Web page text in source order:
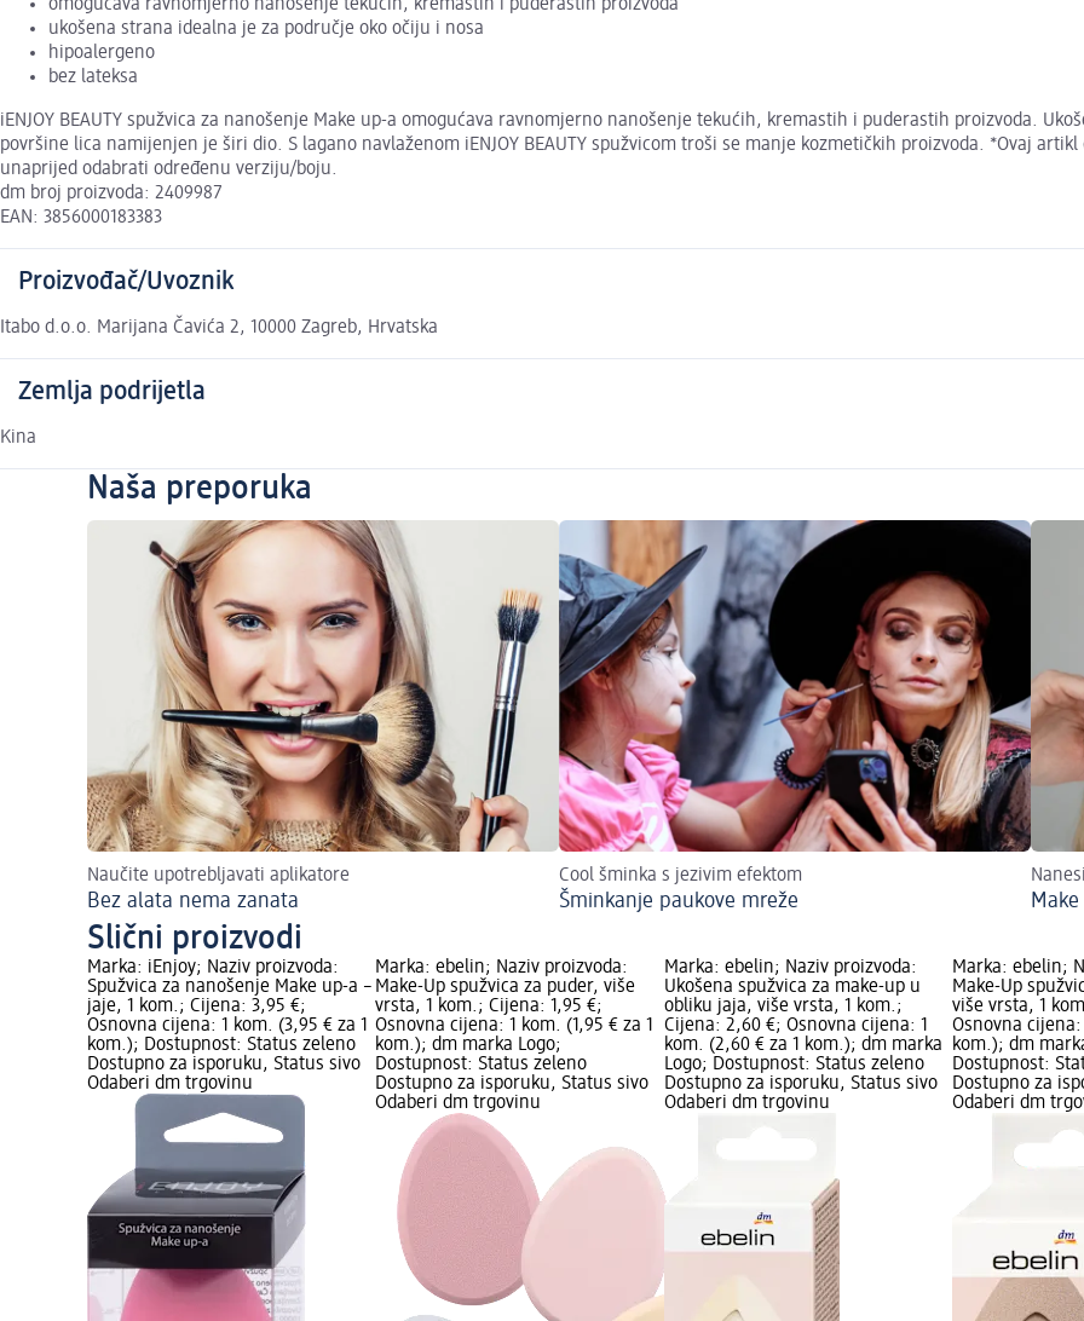
omogućava ravnomjerno nanošenje tekućih, kremastih i puderastih proizvoda
ukošena strana idealna je za područje oko očiju i nosa
hipoalergeno
bez lateksa
iENJOY BEAUTY spužvica za nanošenje Make up-a omogućava ravnomjerno nanošenje tekućih, kremastih i puderastih proizvoda.
površine lica namijenjen je širi dio. S lagano navlaženom iENJOY BEAUTY spužvicom troši se manje kozmetičkih proizvoda. *Ovaj
unaprijed odabrati određenu verziju/boju.
dm broj proizvoda: 2409987
EAN: 3856000183383
Proizvođač/Uvoznik
Itabo d.o.o. Marijana Čavića 2, 10000 Zagreb, Hrvatska
Zemlja podrijetla
Kina
Naša preporuka
Naučite upotrebljavati aplikatore
Bez alata nema zanata
Cool šminka s jezivim efektom
Šminkanje paukove mreže
Slični proizvodi
Marka: iEnjoy; Naziv proizvoda:
Spužvica za nanošenje Make up-a –
jaje, 1 kom.; Cijena: 3,95 €;
Osnovna cijena: 1 kom. (3,95 € za 1
kom.); Dostupnost: Status zeleno
Dostupno za isporuku, Status sivo
Odaberi dm trgovinu
Marka: ebelin; Naziv proizvoda:
Make-Up spužvica za puder, više
vrsta, 1 kom.; Cijena: 1,95 €;
Osnovna cijena: 1 kom. (1,95 € za 1
kom.); dm marka Logo;
Dostupnost: Status zeleno
Dostupno za isporuku, Status sivo
Odaberi dm trgovinu
Marka: ebelin; Naziv proizvoda:
Ukošena spužvica za make-up u
obliku jaja, više vrsta, 1 kom.;
Cijena: 2,60 €; Osnovna cijena: 1
kom. (2,60 € za 1 kom.); dm marka
Logo; Dostupnost: Status zeleno
Dostupno za isporuku, Status sivo
Odaberi dm trgovinu
Marka: ebelin;
Make-Up
više vrsta, 1
Osnovna cijena:
kom.); dm
Dostupnost:
Dostupno za
Odaberi dm